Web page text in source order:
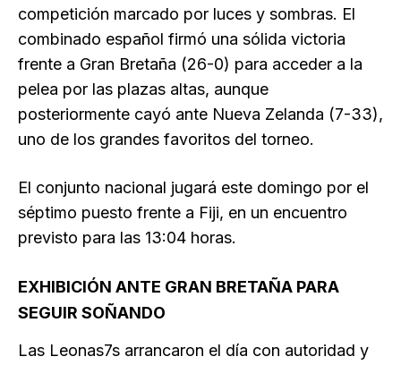
competición marcado por luces y sombras. El
combinado español firmó una sólida victoria
frente a Gran Bretaña (26-0) para acceder a la
pelea por las plazas altas, aunque
posteriormente cayó ante Nueva Zelanda (7-33),
uno de los grandes favoritos del torneo.
El conjunto nacional jugará este domingo por el
séptimo puesto frente a Fiji, en un encuentro
previsto para las 13:04 horas.
EXHIBICIÓN ANTE GRAN BRETAÑA PARA
SEGUIR SOÑANDO
Las Leonas7s arrancaron el día con autoridad y